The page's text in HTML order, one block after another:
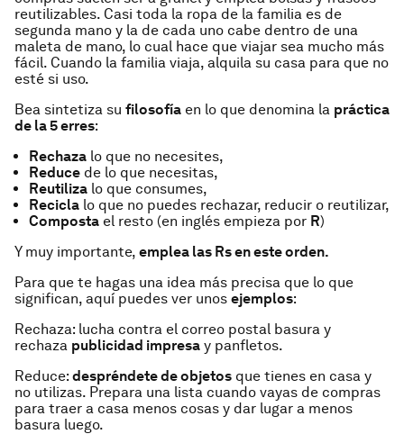
reutilizables. Casi toda la ropa de la familia es de
segunda mano y la de cada uno cabe dentro de una
maleta de mano, lo cual hace que viajar sea mucho más
fácil. Cuando la familia viaja, alquila su casa para que no
esté si uso.
Bea sintetiza su filosofía en lo que denomina la práctica
de la 5 erres:
Rechaza lo que no necesites,
Reduce de lo que necesitas,
Reutiliza lo que consumes,
Recicla lo que no puedes rechazar, reducir o reutilizar,
Composta el resto (en inglés empieza por R)
Y muy importante, emplea las Rs en este orden.
Para que te hagas una idea más precisa que lo que
significan, aquí puedes ver unos ejemplos:
Rechaza: lucha contra el correo postal basura y
rechaza publicidad impresa y panfletos.
Reduce: despréndete de objetos que tienes en casa y
no utilizas. Prepara una lista cuando vayas de compras
para traer a casa menos cosas y dar lugar a menos
basura luego.